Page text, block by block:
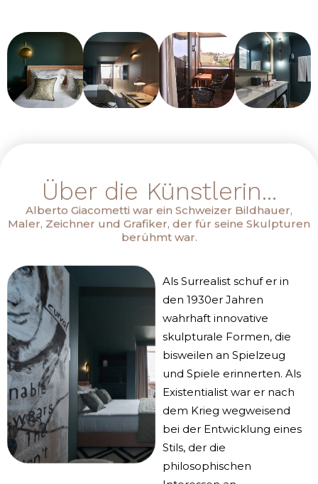
Über die Künstlerin...
Alberto Giacometti war ein Schweizer Bildhauer,
Maler, Zeichner und Grafiker, der für seine Skulpturen
berühmt war.
Als Surrealist schuf er in
den 1930er Jahren
wahrhaft innovative
skulpturale Formen, die
bisweilen an Spielzeug
und Spiele erinnerten. Als
Existentialist war er nach
dem Krieg wegweisend
bei der Entwicklung eines
Stils, der die
philosophischen